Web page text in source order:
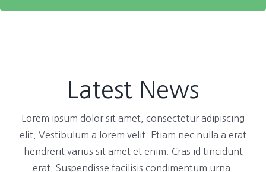
Latest News
Lorem ipsum dolor sit amet, consectetur adipiscing
elit. Vestibulum a lorem velit. Etiam nec nulla a erat
hendrerit varius sit amet et enim. Cras id tincidunt
erat. Suspendisse facilisis condimentum urna.